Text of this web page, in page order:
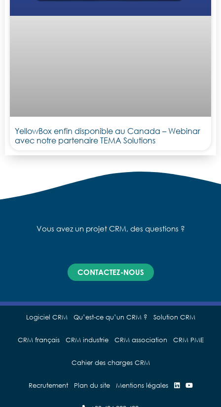
YellowBox enfin disponible au Canada – Webinar
avec notre partenaire TEMA Solutions
Vous avez un projet CRM, des questions ?
CONTACTEZ-NOUS
Logiciel CRM Qu’est-ce qu’un CRM ? Solution CRM
CRM français CRM industrie CRM association CRM PME
Cahier des charges CRM
Recrutement Plan du site Mentions légales